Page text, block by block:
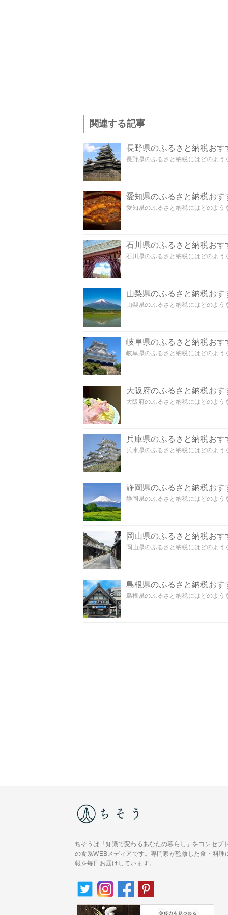
関連する記事
長野県のふるさと納税お
長野県のふるさと納税にはどのよ
愛知県のふるさと納税お
愛知県のふるさと納税にはどのよ
石川県のふるさと納税お
石川県のふるさと納税にはどのよ
山梨県のふるさと納税お
山梨県のふるさと納税にはどのよ
岐阜県のふるさと納税お
岐阜県のふるさと納税にはどのよ
大阪府のふるさと納税お
大阪府のふるさと納税にはどのよ
兵庫県のふるさと納税お
兵庫県のふるさと納税にはどのよ
静岡県のふるさと納税お
静岡県のふるさと納税にはどのよ
岡山県のふるさと納税お
岡山県のふるさと納税にはどのよ
島根県のふるさと納税お
島根県のふるさと納税にはどのよ
ちそうは「知識で変わるあなたの暮らし」をコンセプ
の食系WEBメディアです。専門家が監修した食・料理
報を毎日お届けしています。